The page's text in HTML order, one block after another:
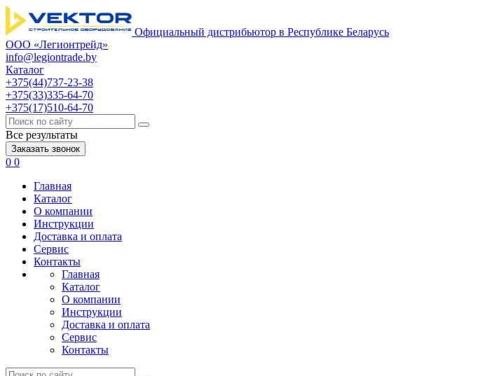
Официальный дистрибьютор в Республике Беларусь
ООО «Легионтрейд»
info@legiontrade.by
Каталог
+375(44)737-23-38
+375(33)335-64-70
+375(17)510-64-70
Все результаты
Заказать звонок
0 0
Главная
Каталог
О компании
Инструкции
Доставка и оплата
Сервис
Контакты
Главная
Каталог
О компании
Инструкции
Доставка и оплата
Сервис
Контакты